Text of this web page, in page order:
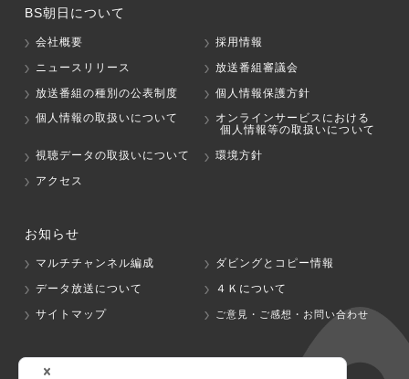
BS朝日について
会社概要
採用情報
ニュースリリース
放送番組審議会
放送番組の種別の公表制度
個人情報保護方針
個人情報の取扱いについて
オンラインサービスにおける
個人情報等の取扱いについて
視聴データの取扱いについて
環境方針
アクセス
お知らせ
マルチチャンネル編成
ダビングとコピー情報
データ放送について
４Ｋについて
サイトマップ
ご意見・ご感想・お問い合わせ
グループ会社